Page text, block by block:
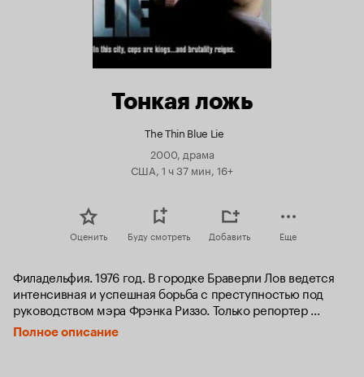
Тонкая ложь
The Thin Blue Lie
2000, драма
США, 1 ч 37 мин, 16+
Оценить Буду смотреть Добавить Еще
Филадельфия. 1976 год. В городке Браверли Лов ведется
интенсивная и успешная борьба с преступностью под
руководством мэра Фрэнка Риззо. Только репортер
Джонатан Ньюман не разделяет всеобщего
воодушевления. До него доходят слухи о многочисленных
Полное описание